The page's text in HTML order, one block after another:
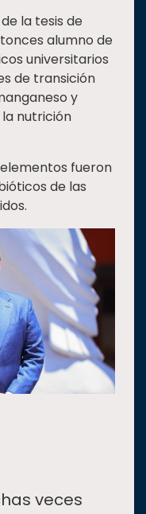
la tesis de
alumno de
universitarios
de transición
y
la nutrición
fueron
de las
veces